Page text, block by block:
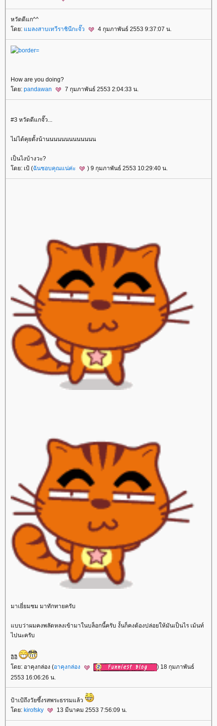
หวัดดีแก^^
ดย: มลงสาบเทวีราชินีกะจั๊ว 4 กุมภาพันธ์ 2553 9:37:07 น.
How are you doing?
ดย: pandawan 7 กุมภาพันธ์ 2553 2:04:33 น.
#3 หวัดดีแกจั๊ว...
ไม่ได้คุยตั้งน้านนนนนนนนนนนนน
เป็นไงบ้างวะ?
ดย: เป้ (ฉันชอบคุณแน่ค่ะ ) 9 กุมภาพันธ์ 2553 10:29:40 น.
มาเยี่ยมชม มาทักทายครับ
บบว่าผมคงพลัดหลงเข้ามาในบล็อกนี้ครับ งั้นก็คงต้องปล่อยให้มันเป็นไร เม้นท์
ไปนะครับ
อิอิ
ดย: อาคุงกล่อง (อาคุงกล่อง
) 18 กุมภาพันธ์
2553 16:06:26 น.
ป้าเป้ถึงวัยซึ้งรสพระธรรมแล้ว
ดย: kirofsky 13 มีนาคม 2553 7:56:09 น.